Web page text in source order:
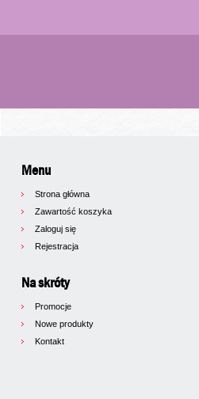
Menu
Strona główna
Zawartość koszyka
Zaloguj się
Rejestracja
Na skróty
Promocje
Nowe produkty
Kontakt